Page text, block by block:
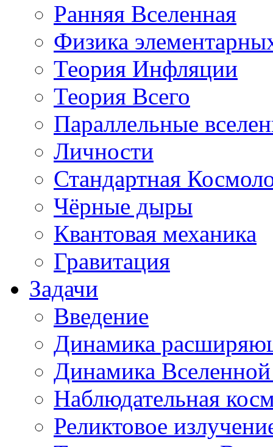
Ранняя Вселенная
Физика
Теория Инфляции
Теория Всего
Параллельные
Личности
Стандартная
Чёрные дыры
Квантовая механика
Гравитация
Задачи
Введение
Динамика
Динамика
Наблюдательная
Реликтовое